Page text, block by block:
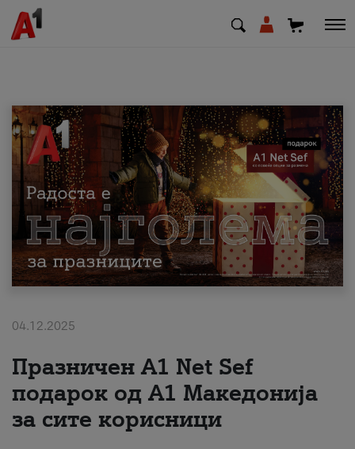
МК EN SQ
Приватни Деловни
Поддршка
Надополни кредит
За нас
#ПодобарОнлајн
04.12.2025
Празничен A1 Net Sеf
подарок од А1 Македонија
за сите корисници